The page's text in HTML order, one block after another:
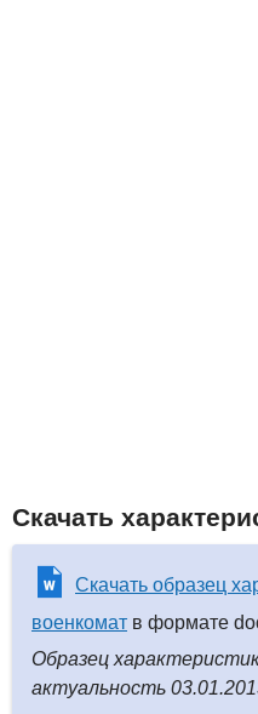
Скачать
Скачать образец
военкомат в формате
Образец
актуальность